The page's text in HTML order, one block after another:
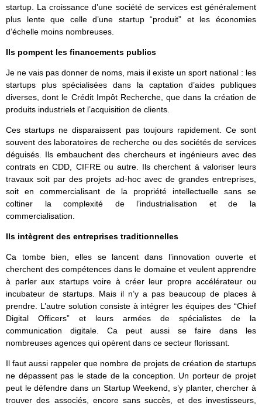
startup. La croissance d’une société de services est généralement
plus lente que celle d’une startup “produit” et les économies
d’échelle moins nombreuses.
Ils pompent les financements publics
Je ne vais pas donner de noms, mais il existe un sport national : les
startups plus spécialisées dans la captation d’aides publiques
diverses, dont le Crédit Impôt Recherche, que dans la création de
produits industriels et l’acquisition de clients.
Ces startups ne disparaissent pas toujours rapidement. Ce sont
souvent des laboratoires de recherche ou des sociétés de services
déguisés. Ils embauchent des chercheurs et ingénieurs avec des
contrats en CDD, CIFRE ou autre. Ils cherchent à valoriser leurs
travaux soit par des projets ad-hoc avec de grandes entreprises,
soit en commercialisant de la propriété intellectuelle sans se
coltiner la complexité de l’industrialisation et de la
commercialisation.
Ils intègrent des entreprises traditionnelles
Ca tombe bien, elles se lancent dans l’innovation ouverte et
cherchent des compétences dans le domaine et veulent apprendre
à parler aux startups voire à créer leur propre accélérateur ou
incubateur de startups. Mais il n’y a pas beaucoup de places à
prendre. L’autre solution consiste à intégrer les équipes des “Chief
Digital Officers” et leurs armées de spécialistes de la
communication digitale. Ca peut aussi se faire dans les
nombreuses agences qui opèrent dans ce secteur florissant.
Il faut aussi rappeler que nombre de projets de création de startups
ne dépassent pas le stade de la conception. Un porteur de projet
peut le défendre dans un Startup Weekend, s’y planter, chercher à
trouver des associés, encore sans succès, et des investisseurs,